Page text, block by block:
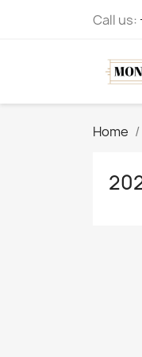
Call us:
Home